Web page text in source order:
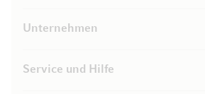
Unternehmen
Service und Hilfe